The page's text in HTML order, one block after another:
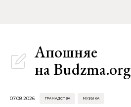
Апошняе
на Budzma.org
07.08.2026 ГРАМАДСТВА МУЗЫКА